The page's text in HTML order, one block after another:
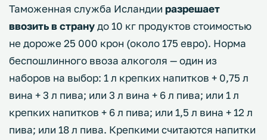
Таможенная служба Исландии разрешает
ввозить в странудо 10 кг продуктов стоимостью
не дороже 25 000 крон (около 175 евро). Норма
беспошлинного ввоза алкоголя — один из
наборов на выбор: 1 л крепких напитков + 0,75 л
вина + 3 л пива; или 3 л вина + 6 л пива; или 1 л
крепких напитков + 6 л пива; или 1,5 л вина + 12 л
пива; или 18 л пива. Крепкими считаются напитки